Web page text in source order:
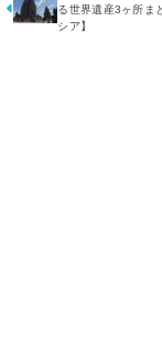
る世界遺産3ヶ所ま
シア】